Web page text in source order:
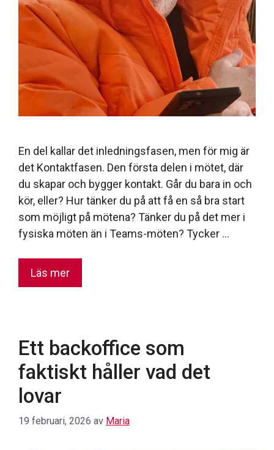
En del kallar det inledningsfasen, men för mig är
det Kontaktfasen. Den första delen i mötet, där
du skapar och bygger kontakt. Går du bara in och
kör, eller? Hur tänker du på att få en så bra start
som möjligt på mötena? Tänker du på det mer i
fysiska möten än i Teams-möten? Tycker …
Läs mer
Ett backoffice som
faktiskt håller vad det
lovar
19 februari, 2026 av Maria